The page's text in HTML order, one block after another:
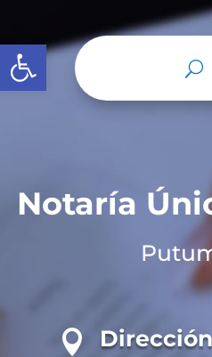
Abrir barra de herramientas
Notaría
